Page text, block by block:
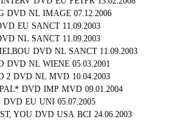
DVD NL IMAGE 07.12.2006
EU SANCT 11.09.2003
NL SANCT 11.09.2003
DVD NL SANCT 11.09.2003
DVD NL WIENE 05.03.2001
2 DVD NL MVD 10.04.2003
DVD IMP MVD 09.01.2004
DVD EU UNI 05.07.2005
YOU DVD USA BCI 24.06.2003